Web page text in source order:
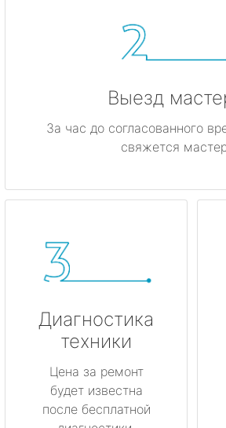
Выезд
За час до согласованного
свяжется
Диагностика
техники
Цена за ремонт
будет известна
после бесплатной